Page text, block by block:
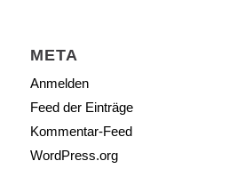
META
Anmelden
Feed der Einträge
Kommentar-Feed
WordPress.org